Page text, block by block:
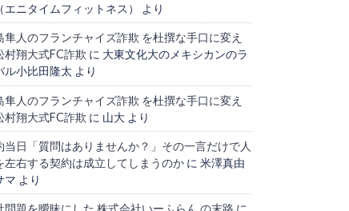
エニタイムフィットネス）
より
隼人のフランチャイズ詐欺 を杜撰な手口に変え
村翔大式FC詐欺 に 大東文化大のメキシカンのラ
ル小比田隆太 より
隼人のフランチャイズ詐欺 を杜撰な手口に変え
村翔大式FC詐欺 に 山大 より
当日「質問はありませんか？」その一言だけで人
左右する契約は成立してしまうのか に 米澤真由
マ より